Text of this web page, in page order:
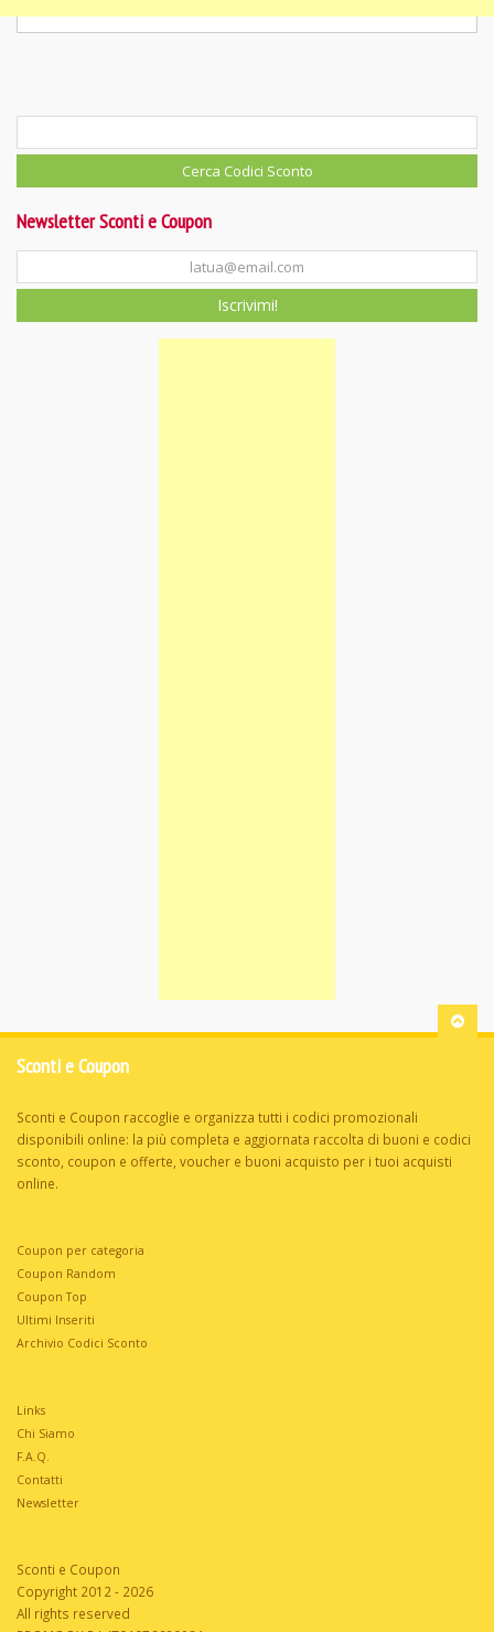
Newsletter Sconti e Coupon
Iscrivimi!
Sconti e Coupon
Sconti e Coupon raccoglie e organizza tutti i codici promozionali
disponibili online: la più completa e aggiornata raccolta di buoni e codici
sconto, coupon e offerte, voucher e buoni acquisto per i tuoi acquisti
online.
Coupon per categoria
Coupon Random
Coupon Top
Ultimi Inseriti
Archivio Codici Sconto
Links
Chi Siamo
F.A.Q.
Contatti
Newsletter
Sconti e Coupon
Copyright 2012 - 2026
All rights reserved